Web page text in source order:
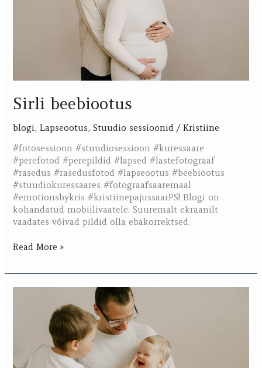
Sirli beebiootus
blogi,Lapseootus,Stuudio sessioonid /Kristiine
#fotosessioon #stuudiosessioon #kuressaare
#perefotod #perepildid #lapsed #lastefotograaf
#rasedus #rasedusfotod #lapseootus #beebiootus
#stuudiokuressaares #fotograafsaaremaal
#emotionsbykris #kristiinepajussaarPS! Blogi on
kohandatud mobiilivaatele. Suuremalt ekraanilt
vaadates võivad pildid olla ebakorrektsed.
Read More »
fotosessioon
stuudios